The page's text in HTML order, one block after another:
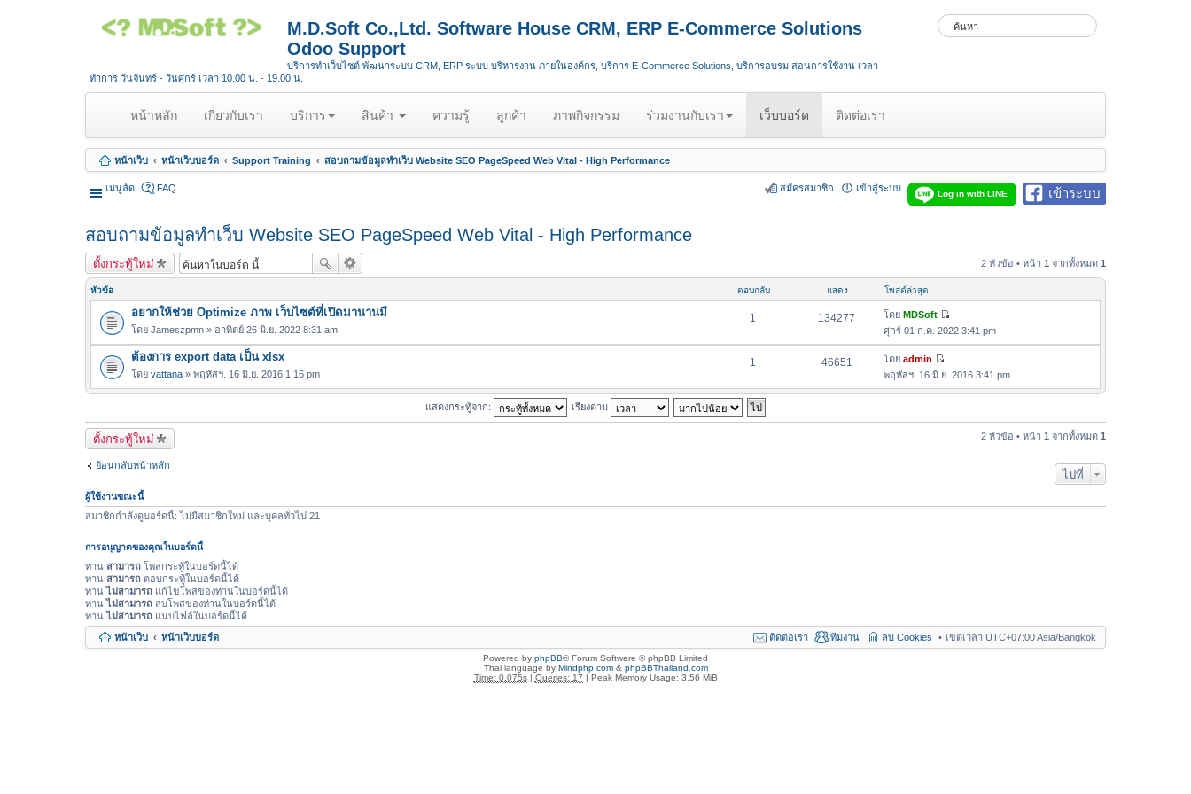
M.D.Soft Co.,Ltd. Software House CRM, ERP E-Commerce Solutions
Odoo Support
บริการทำเว็บไซต์ พัฒนาระบบ CRM, ERP ระบบ บริหารงาน ภายในองค์กร, บริการ E-Commerce Solutions, บริการอบรม สอนการใช้งาน เวลา
ทำการ วันจันทร์ - วันศุกร์ เวลา 10.00 น. - 19.00 น.
หน้าหลัก(
u
r
t
)
เกี่ยวกับเรา บริการ สินค้า ความรู้ ลูกค้า ภาพกิจกรรม ร่วมงานกับเรา เว็บบอร์ด ติดต่อเรา
หน้าเว็บ หน้าเว็บบอร์ด Support Training สอบถามข้อมูลทำเว็บ Website SEO PageSpeed Web Vital - High Performance
เมนูลัด เข้าระบบ
Log in with LINE
FAQ เข้าสู่ระบบ
สมัครสมาชิก
สอบถามข้อมูลทำเว็บ Website SEO PageSpeed Web Vital - High Performance
ตั้งกระทู้ใหม่ 2 หัวข้อ • หน้า 1 จากทั้งหมด 1
หัวข้อ ตอบกลับ แสดง โพสต์ล่าสุด
อยากให้ช่วย Optimize ภาพ เว็บไซต์ที่เปิดมานานมี
โดย Jameszpmn » อาทิตย์ 26 มิ.ย. 2022 8:31 am
1 134277 โดย MDSoft
ดู
ข้
ค
ว
ม
ศุกร์ 01 ก.ค. 2022 3:41 pm
ต้องการ export data เป็น xlsx
โดย vattana » พฤหัสฯ. 16 มิ.ย. 2016 1:16 pm
1 46651 โดย admin
ดู
ข้
พฤหัสฯ. 16 มิ.ย. 2016 3:41 pm
แสดงกระทู้จาก: เรียงตาม
ตั้งกระทู้ใหม่ 2 หัวข้อ • หน้า 1 จากทั้งหมด 1
ย้อนกลับหน้าหลัก
ไปที่
ผู้ใช้งานขณะนี้
สมาชิกกำลังดูบอร์ดนี้: ไม่มีสมาชิกใหม่ และบุคลทั่วไป 21
การอนุญาตของคุณในบอร์ดนี้
ท่าน สามารถ โพสกระทู้ในบอร์ดนี้ได้
ท่าน สามารถ ตอบกระทู้ในบอร์ดนี้ได้
ท่านไม่สามารถ แก้ไขโพสของท่านในบอร์ดนี้ได้
ท่านไม่สามารถ ลบโพสของท่านในบอร์ดนี้ได้
ท่านไม่สามารถ แนบไฟล์ในบอร์ดนี้ได้
หน้าเว็บ
หน้าเว็บบอร์ด เขตเวลา UTC+07:00 Asia/Bangkok
ลบ Cookies
ทีมงาน
ติดต่อเรา
Powered by phpBB® Forum Software © phpBB Limited
Thai language by Mindphp.com& phpBBThailand.com
Time: 0.075s| Queries: 17 | Peak Memory Usage: 3.56 MiB